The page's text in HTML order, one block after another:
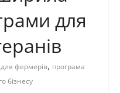
для
фермерів, програма
бізнесу